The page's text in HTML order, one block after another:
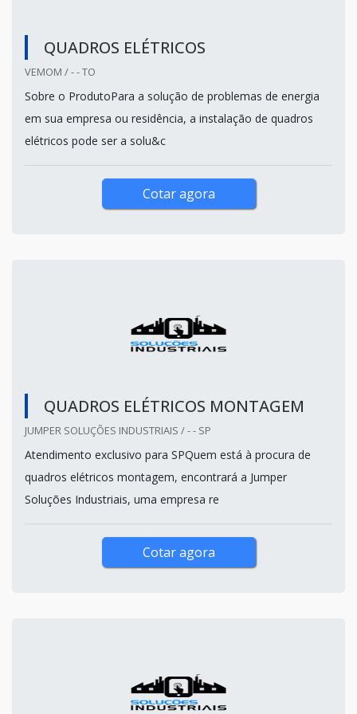
QUADROS ELÉTRICOS
VEMOM / - - TO
Sobre o ProdutoPara a solução de problemas de energia
em sua empresa ou residência, a instalação de quadros
elétricos pode ser a solu&c
Cotar agora
QUADROS ELÉTRICOS MONTAGEM
JUMPER SOLUÇÕES INDUSTRIAIS / - - SP
Atendimento exclusivo para SPQuem está à procura de
quadros elétricos montagem, encontrará a Jumper
Soluções Industriais, uma empresa re
Cotar agora